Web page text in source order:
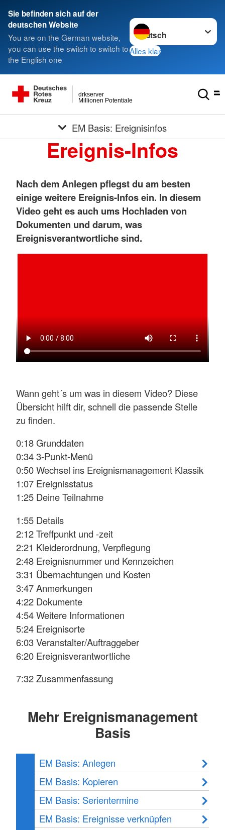
Sie befinden sich auf der
deutschen Website
You are on the German website,
you can use the switch to switch to
the English one
Sprache wechseln zu
Alles klar
Millionen Potentiale
drkserver
EM Basis: Ereignisinfos
Ereignis-Infos
Nach dem Anlegen pflegst du am besten
einige weitere Ereignis-Infos ein. In diesem
Video geht es auch ums Hochladen von
Dokumenten und darum, was
Ereignisverantwortliche sind.
Wann geht´s um was in diesem Video? Diese
Übersicht hilft dir, schnell die passende Stelle
zu finden.
0:18 Grunddaten
0:34 3-Punkt-Menü
0:50 Wechsel ins Ereignismanagement Klassik
1:07 Ereignisstatus
1:25 Deine Teilnahme
1:55 Details
2:12 Treffpunkt und -zeit
2:21 Kleiderordnung, Verpflegung
2:48 Ereignisnummer und Kennzeichen
3:31 Übernachtungen und Kosten
3:47 Anmerkungen
4:22 Dokumente
4:54 Weitere Informationen
5:24 Ereignisorte
6:03 Veranstalter/Auftraggeber
6:20 Ereignisverantwortliche
7:32 Zusammenfassung
Mehr Ereignismanagement
Basis
EM Basis: Anlegen
EM Basis: Kopieren
EM Basis: Serientermine
EM Basis: Ereignisse verknüpfen